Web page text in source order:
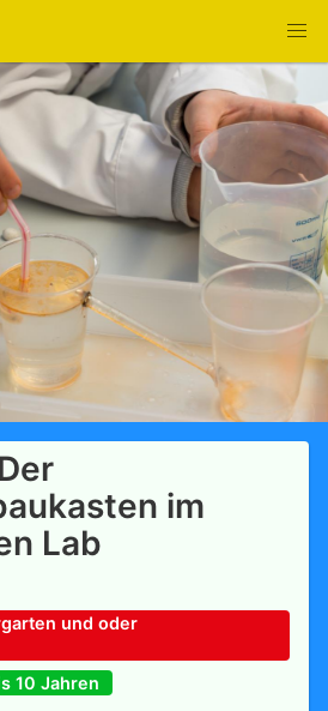
im
Lab
und oder
10 Jahren